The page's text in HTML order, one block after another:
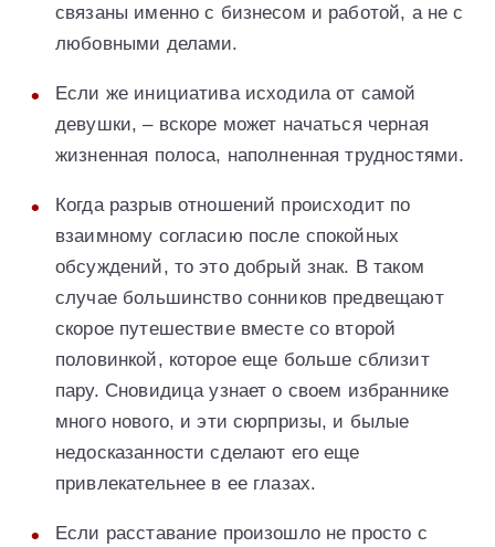
связаны именно с бизнесом и работой, а не с
любовными делами.
Если же инициатива исходила от самой
девушки, – вскоре может начаться черная
жизненная полоса, наполненная трудностями.
Когда разрыв отношений происходит по
взаимному согласию после спокойных
обсуждений, то это добрый знак. В таком
случае большинство сонников предвещают
скорое путешествие вместе со второй
половинкой, которое еще больше сблизит
пару. Сновидица узнает о своем избраннике
много нового, и эти сюрпризы, и былые
недосказанности сделают его еще
привлекательнее в ее глазах.
Если расставание произошло не просто с